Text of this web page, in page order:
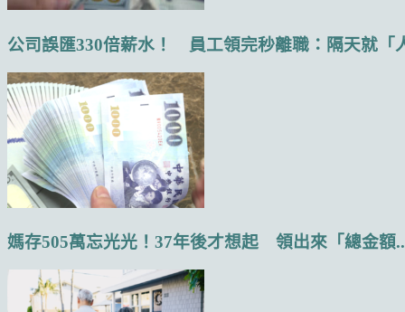
公司誤匯330倍薪水！ 員工領完秒離職：隔天就「
媽存505萬忘光光！37年後才想起 領出來「總金額